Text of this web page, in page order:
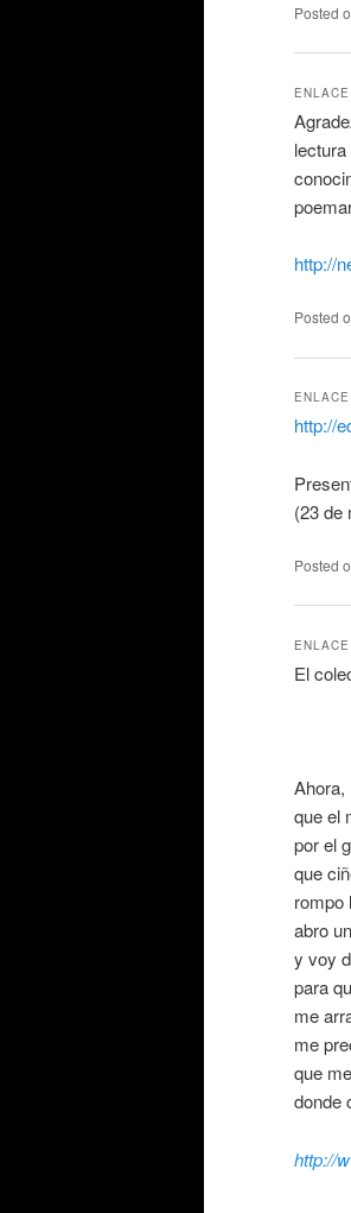
Posted
ENLACE
http://
Posted
ENLACE
http://
(23 de
Posted
ENLACE
El
Ahora,
que el
por el
que
rompo
abro
y voy
para
me
me
que
donde
http://